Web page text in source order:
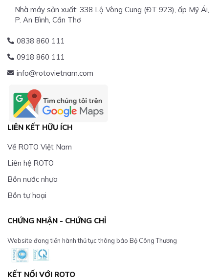
Nhà máy sản xuất: 338 Lộ Vòng Cung (ĐT 923), ấp Mỹ Ái,
P. An Bình, Cần Thơ
0838 860 111
0918 860 111
info@rotovietnam.com
LIÊN KẾT HỮU ÍCH
Về ROTO Việt Nam
Liên hệ ROTO
Bồn nước nhựa
Bồn tự hoại
CHỨNG NHẬN - CHỨNG CHỈ
Website đang tiến hành thủ tục thông báo Bộ Công Thương
KẾT NỐI VỚI ROTO